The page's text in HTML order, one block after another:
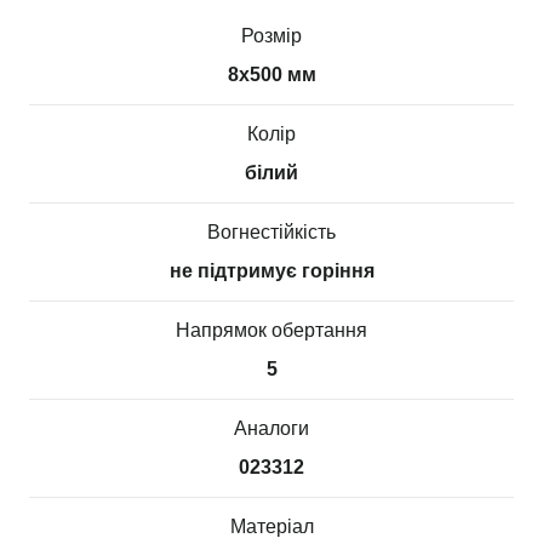
Розмір
8х500 мм
Колір
білий
Вогнестійкість
не підтримує горіння
Напрямок обертання
5
Аналоги
023312
Матеріал